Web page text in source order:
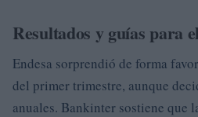
Resultados y guías para
Endesa sorprendió de forma
del primer trimestre, aunque
anuales. Bankinter sostiene que